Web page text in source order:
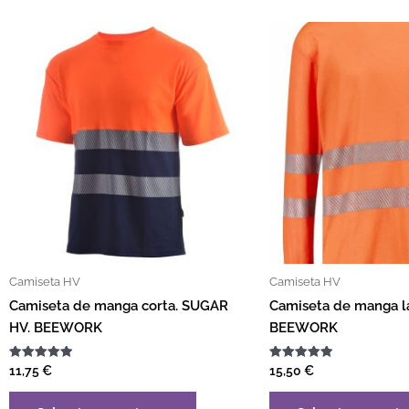
Camiseta HV
Camiseta de manga corta. SUGAR
HV. BEEWORK
Valorado
con
5.00
11,75€
Este producto tiene múltiples
Camiseta HV
Camiseta de manga
BEEWORK
Valorado
con
5.00
15,50 €